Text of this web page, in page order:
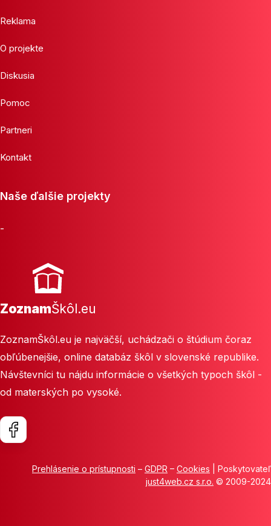
Reklama
O projekte
Diskusia
Pomoc
Partneri
Kontakt
Naše ďalšie projekty
-
ZoznamŠkôl.eu
ZoznamŠkôl.eu je najväčší, uchádzači o štúdium čoraz
obľúbenejšie, online databáz škôl v slovenské republike.
Návštevníci tu nájdu informácie o všetkých typoch škôl -
od materských po vysoké.
Prehlásenie o prístupnosti – GDPR – Cookies | Poskytovateľ
just4web.cz s.r.o. © 2009-2024